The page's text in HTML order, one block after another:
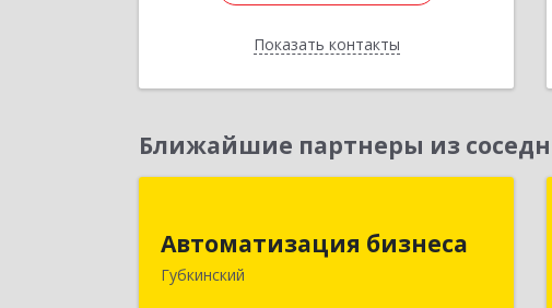
Показать контакты
Назад
Ближайшие партнеры из
Автоматизация бизнеса
Губкинский
629830, Ямало-Ненецкий АО,